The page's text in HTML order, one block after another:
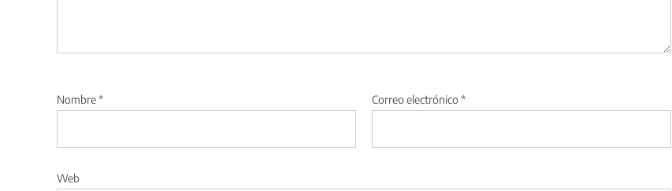
Nombre* Correo electrónico *
Web